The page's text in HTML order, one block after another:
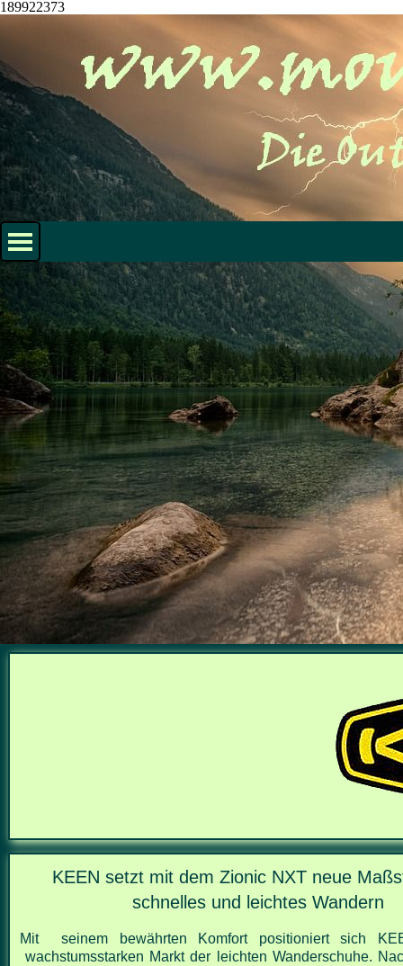
189922373
Direkt zum Seiteninhalt
KEEN setzt mit dem Zionic NXT neue
schnelles und leichtes Wandern
Mit seinem bewährten Komfort positioniert sich
wachstumsstarken Markt der leichten Wanderschuhe.